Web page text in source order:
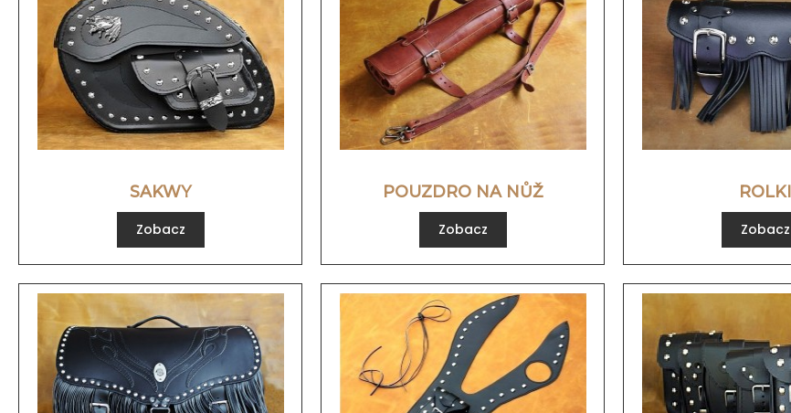
SAKWY
Zobacz
POUZDRO NA NŮŽ
Zobacz
ROLKI
Zobacz